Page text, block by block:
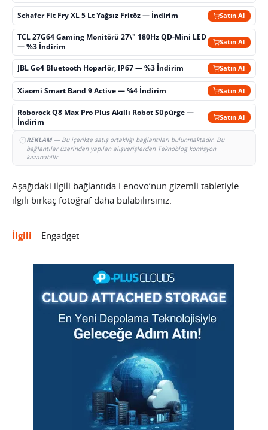
Schafer Fit Fry XL 5 Lt Yağsız Fritöz — İndirim Satın Al
TCL 27G64 Gaming Monitörü 27\" 180Hz QD-Mini LED
— %3 İndirim
Satın Al
JBL Go4 Bluetooth Hoparlör, IP67 — %3 İndirim Satın Al
Xiaomi Smart Band 9 Active — %4 İndirim Satın Al
Roborock Q8 Max Pro Plus Akıllı Robot Süpürge —
İndirim
Satın Al
REKLAM— Bu içerikte satış ortaklığı bağlantıları bulunmaktadır. Bu
bağlantılar üzerinden yapılan alışverişlerden Teknoblog komisyon
kazanabilir.
Aşağıdaki ilgili bağlantıda Lenovo’nun gizemli tabletiyle
ilgili birkaç fotoğraf daha bulabilirsiniz.
İlgili – Engadget